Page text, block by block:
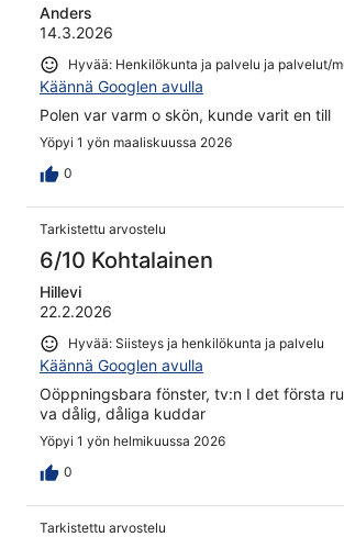
Anders
14.3.2026
Hyvää: Henkilökunta ja palvelu ja palvelut/
Käännä Googlen avulla
Polen var varm o skön, kunde varit en till
Yöpyi 1 yön maaliskuussa 2026
0
Tarkistettu arvostelu
6/10 Kohtalainen
Hillevi
22.2.2026
Hyvää: Siisteys ja henkilökunta ja palvelu
Käännä Googlen avulla
Oöppningsbara fönster, tv:n I det första
va dålig, dåliga kuddar
Yöpyi 1 yön helmikuussa 2026
0
Tarkistettu arvostelu